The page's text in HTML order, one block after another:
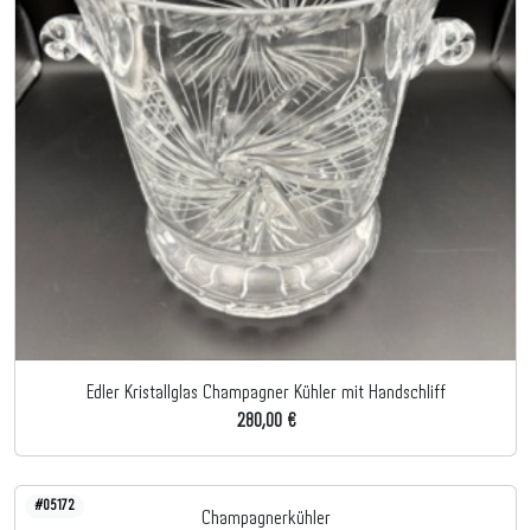
Edler Kristallglas Champagner Kühler mit Handschliff
280,00 €
#05172
Champagnerkühler